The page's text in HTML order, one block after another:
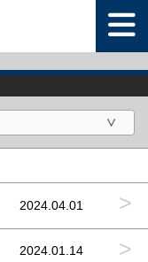
2024.04.01 >
2024.01.14 >